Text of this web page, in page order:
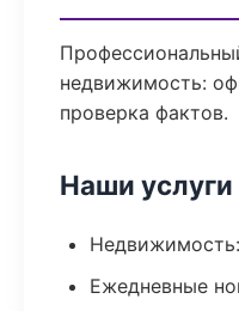
недвижимость:
проверка фактов.
Наши услуги
Ежедневные